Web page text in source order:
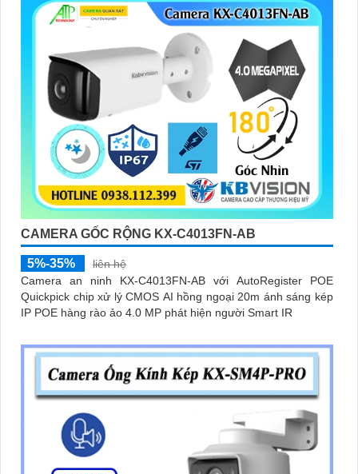
CAMERA GỐC RỘNG KX-C4013FN-AB
5%-35%
liên hệ
Camera an ninh KX-C4013FN-AB với AutoRegister POE
Quickpick chip xử lý CMOS AI hồng ngoại 20m ánh sáng kép
IP POE hàng rào ảo 4.0 MP phát hiện người Smart IR